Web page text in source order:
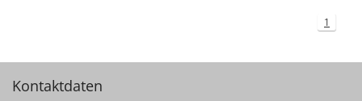
1
Kontaktdaten